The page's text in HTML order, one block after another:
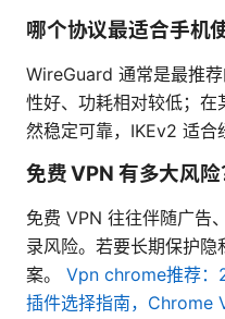
哪个协议最适合手机
WireGuard 通常是最推
性好、功耗相对较低；
然稳定可靠，IKEv2 适合
免费 VPN 有多大风险
免费 VPN 往往伴随广告
录风险。若要长期保护
案。 Vpn chrome推荐
插件选择指南，Chrome